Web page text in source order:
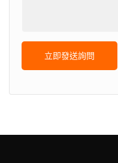
立即發送詢問